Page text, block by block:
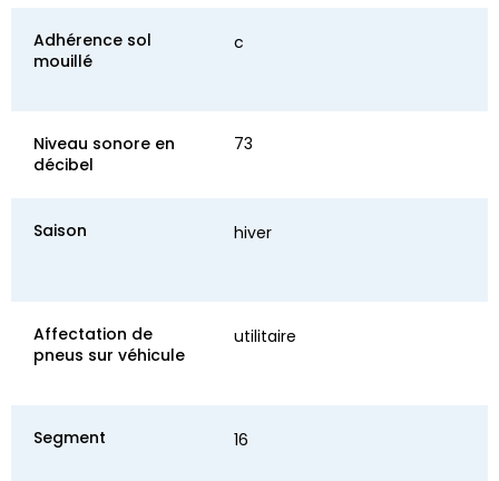
Adhérence sol
mouillé
c
Niveau sonore en
décibel
73
Saison hiver
Affectation de
pneus sur véhicule
utilitaire
Segment 16